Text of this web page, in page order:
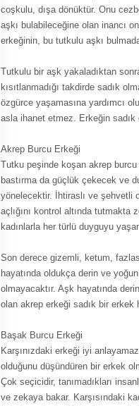
coşkulu, dışa dönüktür. Onu
aşkı bulabileceğine olan inancı
erkeğinin, bu tutkulu aşkı
Tutkulu bir aşk yakaladıktan
kısıtlanmadığı takdirde sadık
özgürce yaşamasına yardımcı
asla ihanet etmez. Erkeğin sadık
Akrep Burcu Erkeği
Tutku peşinde koşan akrep
bastırma da güçlük çekecek ve
yönelecektir. İhtiraslı ve şehvetli
açlığını kontrol altında
kadınlarla her türlü duyguyu
Son derece gizemli, ketum,
hayatında oldukça derin ve
olmayacaktır. Aşk hayatında
olan akrep erkeği sadık bir erkek
Başak Burcu Erkeği
Karşınızdaki erkeği iyi
olduğunu düşündüren bir erkek
Çok seçicidir, tanımadıkları
ve zekaya bakar. Karşısındaki